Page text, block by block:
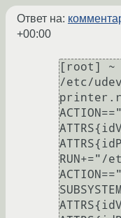
Ответ на:
+00:00
[root] ~
/etc/